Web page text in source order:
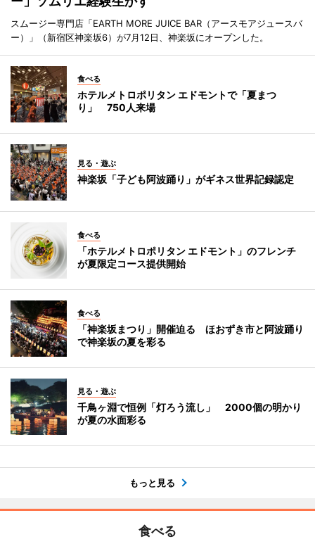
スムージー専門店「EARTH MORE JUICE BAR（アースモアジュースバ
ー）」（新宿区神楽坂6）が7月12日、神楽坂にオープンした。
食べる
ホテルメトロポリタン エドモントで「夏まつ
り」 750人来場
見る・遊ぶ
神楽坂「子ども阿波踊り」がギネス世界記録認定
食べる
「ホテルメトロポリタン エドモント」のフレンチ
が夏限定コース提供開始
食べる
「神楽坂まつり」開催迫る ほおずき市と阿波踊り
で神楽坂の夏を彩る
見る・遊ぶ
千鳥ヶ淵で恒例「灯ろう流し」 2000個の明かり
が夏の水面彩る
もっと見る
食べる